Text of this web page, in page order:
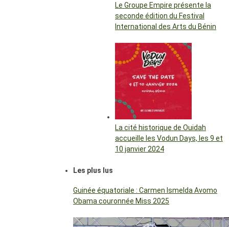
Le Groupe Empire présente la
seconde édition du Festival
International des Arts du Bénin
La cité historique de Ouidah
accueille les Vodun Days, les 9 et
10 janvier 2024
Les plus lus
Guinée équatoriale : Carmen Ismelda Avomo
Obama couronnée Miss 2025